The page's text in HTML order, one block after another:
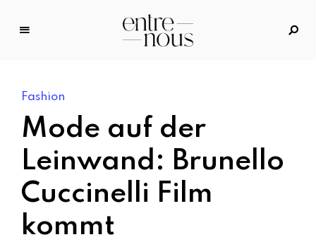
N
o
u
s
–
D
Fashion
Mode auf der
Leinwand: Brunello
Cuccinelli Film
kommt